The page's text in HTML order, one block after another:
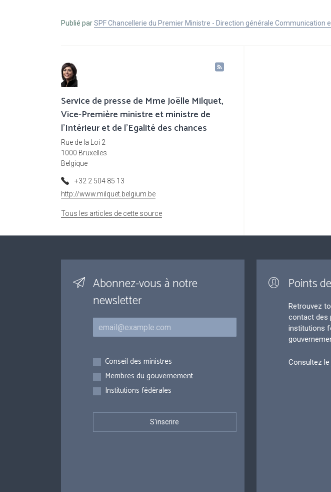
Publié parSPF Chancellerie du Premier Ministre - Direction générale Communication
Service de presse de Mme Joëlle Milquet,
Vice-Première ministre et ministre de
l'Intérieur et de l'Egalité des chances
Rue de la Loi 2
1000 Bruxelles
Belgique
+32 2 504 85 13
http://www.milquet.belgium.be
Tous les articles de cette source
Abonnez-vous à notre
newsletter
Courriel
Inscriptions
Conseil des ministres
Membres du gouvernement
Institutions fédérales
Points
Retrouvez
contact des
institutions
Consultez